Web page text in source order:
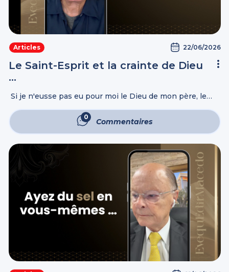
Articles 22/06/2026
Le Saint-Esprit et la crainte de Dieu
…
Si je n'eusse pas eu pour moi le Dieu de mon père, le
maintenant renvoyé à vide. Dieu a vu ma ...
0
Commentaires
Commentaires